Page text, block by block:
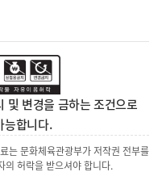
및 변경을 금하는 조건으로
능합니다.
는 문화체육관광부가 저작권 전부를
의 허락을 받으셔야 합니다.